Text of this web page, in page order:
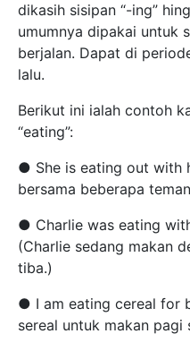
dikasih sisipan “-ing”
umumnya dipakai untuk
berjalan. Dapat di
lalu.
Berikut ini ialah contoh
“eating”:
● She is eating out with
bersama beberapa
● Charlie was eating
(Charlie sedang makan
tiba.)
● I am eating cereal for
sereal untuk makan pagi